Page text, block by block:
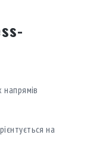
напрямів
на